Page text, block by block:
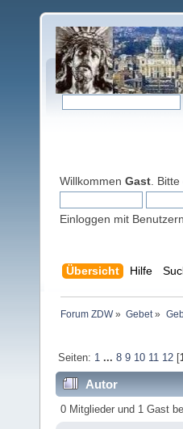
Willkommen Gast . Bitte
Einloggen mit
Übersicht Hilfe
Forum ZDW» Gebet»
Seiten: 1 ... 8 9 10 11 12[
Autor
0 Mitglieder und 1 Gast